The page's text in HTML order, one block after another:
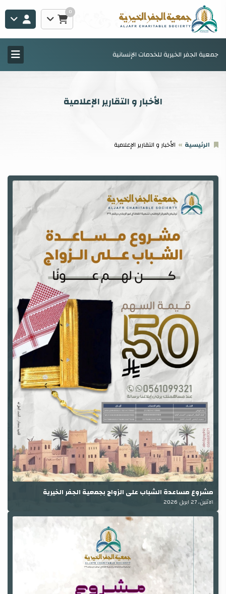
0
جمعية الجفر الخيرية للخدمات الإنسانية
الأخبار و التقارير الإعلامية
الرئيسية الأخبار و التقارير الإعلامية
مشروع مساعدة الشباب على الزواج بجمعية الجفر الخيرية
الاثنين، 27 ابريل 2026